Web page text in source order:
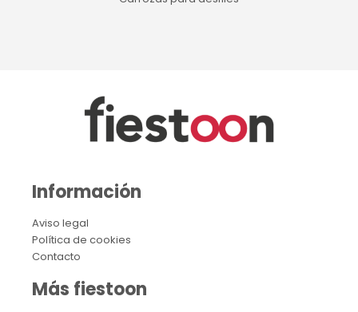
Información
Aviso legal
Política de cookies
Contacto
Más fiestoon